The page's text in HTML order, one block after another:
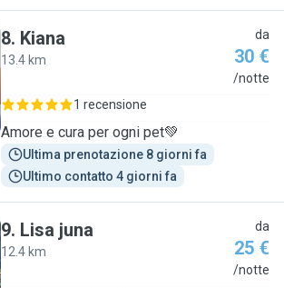
8. Kiana
13.4 km
da
30 €
/notte
1 recensione
Amore e cura per ogni pet💚
Ultima prenotazione 8 giorni fa
Ultimo contatto 4 giorni fa
9. Lisa juna
12.4 km
da
25 €
/notte